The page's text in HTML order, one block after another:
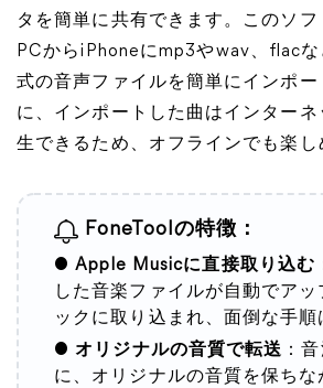
タを簡単に共有できます。このソフ
PCからiPhoneにmp3やwav、flac
式の音声ファイルを簡単にインポー
に、インポートした曲はインター
生できるため、オフラインでも楽し
FoneToolの特徴：
●Apple Musicに直接取り込む
した音楽ファイルが自動でアッ
ックに取り込まれ、面倒な手順
●オリジナルの音質で転送 ：
に、オリジナルの音質を保ちな